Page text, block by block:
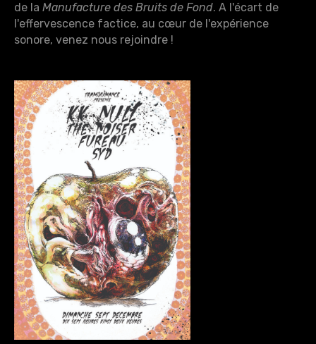
de la Manufacture des Bruits de Fond. A l'écart de
l'effervescence factice, au cœur de l'expérience
sonore, venez nous rejoindre !